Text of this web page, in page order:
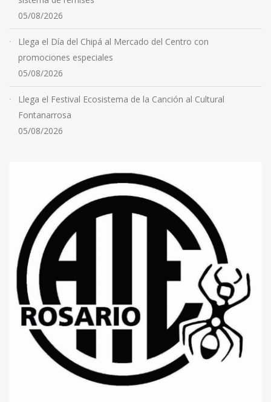
05/08/2026
Llega el Día del Chipá al Mercado del Centro con
promociones especiales
05/08/2026
Llega el Festival Ecosistema de la Canción al Cultural
Fontanarrosa
05/08/2026